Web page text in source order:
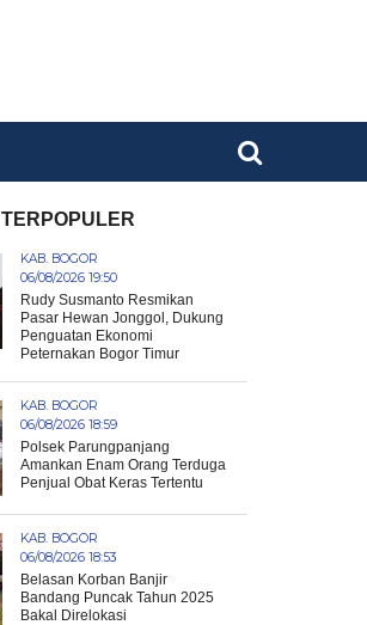
TERPOPULER
KAB. BOGOR
06/08/2026 19:50
Rudy Susmanto Resmikan
Pasar Hewan Jonggol, Dukung
Penguatan Ekonomi
Peternakan Bogor Timur
KAB. BOGOR
06/08/2026 18:59
Polsek Parungpanjang
Amankan Enam Orang Terduga
Penjual Obat Keras Tertentu
KAB. BOGOR
06/08/2026 18:53
Belasan Korban Banjir
Bandang Puncak Tahun 2025
Bakal Direlokasi